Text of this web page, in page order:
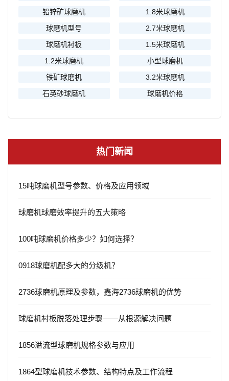
铅锌矿球磨机
1.8米球磨机
球磨机型号
2.7米球磨机
球磨机衬板
1.5米球磨机
1.2米球磨机
小型球磨机
铁矿球磨机
3.2米球磨机
石英砂球磨机
球磨机价格
热门新闻
15吨球磨机型号参数、价格及应用领域
球磨机球磨效率提升的五大策略
100吨球磨机价格多少？如何选择？
0918球磨机配多大的分级机？
2736球磨机原理及参数，鑫海2736球磨机的优势
球磨机衬板脱落处理步骤——从根源解决问题
1856溢流型球磨机规格参数与应用
1864型球磨机技术参数、结构特点及工作流程